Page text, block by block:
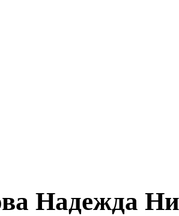
Надежда